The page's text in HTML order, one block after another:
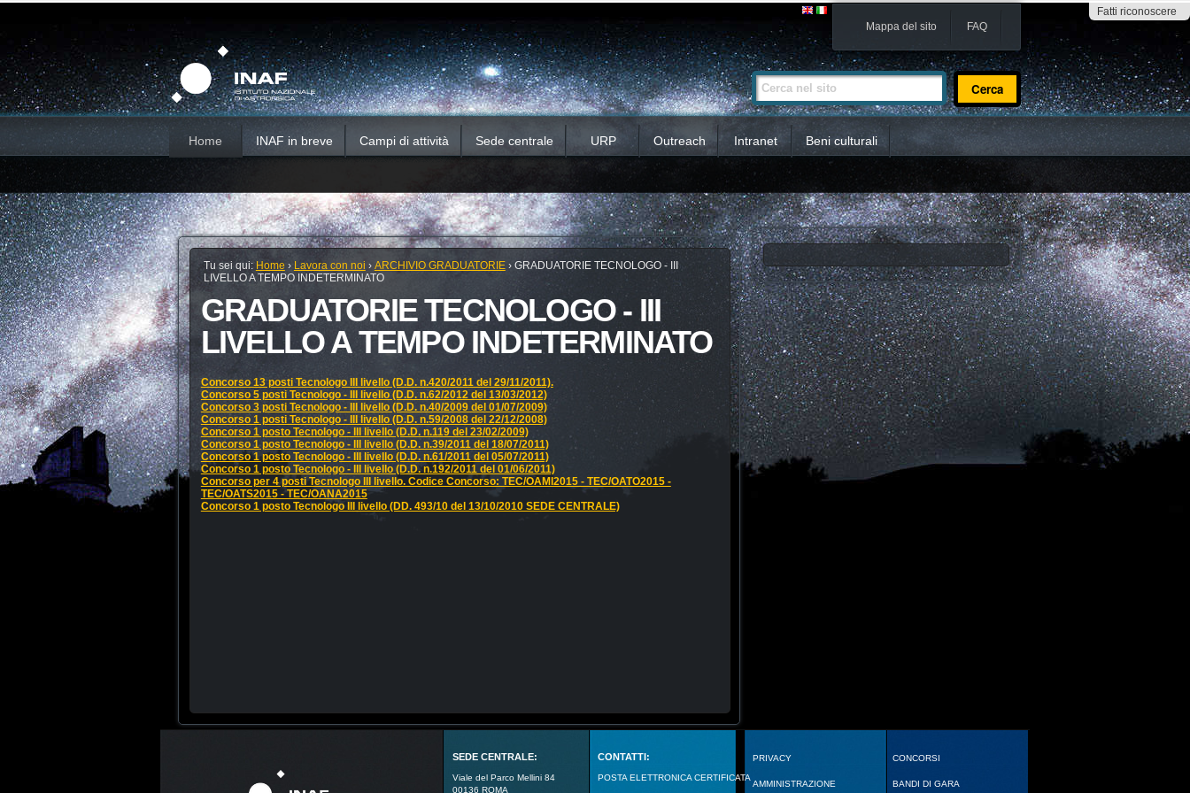
Fatti riconoscere
contenuti.
Salta
alla
navigazione
Mappa del sito FAQ
Cerca nel sito
Ricerca
avanzata…
Home INAF in breve Campi di attività Sede centrale URP Outreach Intranet Beni culturali
Tu sei qui: Home › Lavora con noi › ARCHIVIO GRADUATORIE › GRADUATORIE TECNOLOGO - III
LIVELLO A TEMPO INDETERMINATO
GRADUATORIE TECNOLOGO - III
LIVELLO A TEMPO INDETERMINATO
Concorso 13 posti Tecnologo III livello (D.D. n.420/2011 del 29/11/2011).
Concorso 5 posti Tecnologo - III livello (D.D. n.62/2012 del 13/03/2012)
Concorso 3 posti Tecnologo - III livello (D.D. n.40/2009 del 01/07/2009)
Concorso 1 posti Tecnologo - III livello (D.D. n.59/2008 del 22/12/2008)
Concorso 1 posto Tecnologo - III livello (D.D. n.119 del 23/02/2009)
Concorso 1 posto Tecnologo - III livello (D.D. n.39/2011 del 18/07/2011)
Concorso 1 posto Tecnologo - III livello (D.D. n.61/2011 del 05/07/2011)
Concorso 1 posto Tecnologo - III livello (D.D. n.192/2011 del 01/06/2011)
Concorso per 4 posti Tecnologo III livello. Codice Concorso: TEC/OAMI2015 - TEC/OATO2015 -
TEC/OATS2015 - TEC/OANA2015
Concorso 1 posto Tecnologo III livello (DD. 493/10 del 13/10/2010 SEDE CENTRALE)
SEDE CENTRALE:
Viale del Parco Mellini 84
00136 ROMA
CONTATTI:
POSTA ELETTRONICA CERTIFICATA
PRIVACY
AMMINISTRAZIONE
CONCORSI
BANDI DI GARA